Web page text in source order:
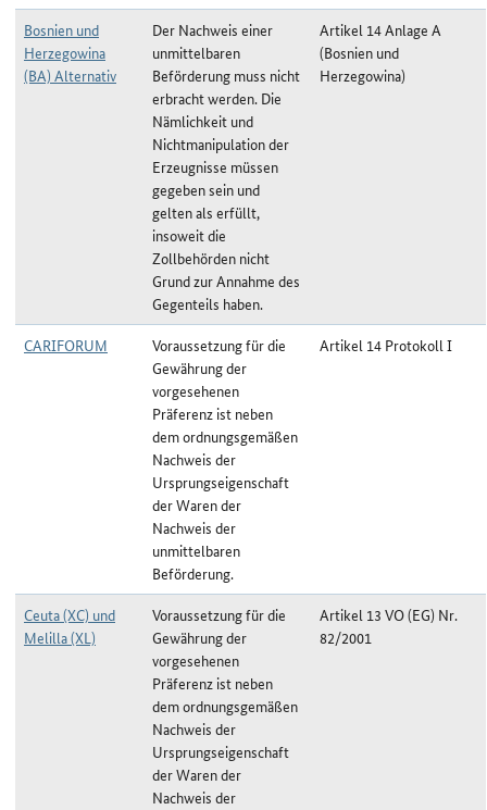
Bosnien und
Herzegowina
(BA) Alternativ
Der Nachweis einer
unmittelbaren
Beförderung muss nicht
erbracht werden. Die
Nämlichkeit und
Nichtmanipulation der
Erzeugnisse müssen
gegeben sein und
gelten als erfüllt,
insoweit die
Zollbehörden nicht
Grund zur Annahme des
Gegenteils haben.
Artikel 14 Anlage A
(Bosnien und
Herzegowina)
CARIFORUM
Voraussetzung für die
Gewährung der
vorgesehenen
Präferenz ist neben
dem ordnungsgemäßen
Nachweis der
Ursprungseigenschaft
der Waren der
Nachweis der
unmittelbaren
Beförderung.
Artikel 14 Protokoll I
Ceuta (XC) und
Melilla (XL)
Voraussetzung für die
Gewährung der
vorgesehenen
Präferenz ist neben
dem ordnungsgemäßen
Nachweis der
Ursprungseigenschaft
der Waren der
Nachweis der
Artikel 13 VO (EG) Nr.
82/2001